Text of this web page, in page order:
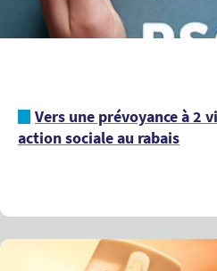
Vers une prévoyance à 2
action sociale au rabais